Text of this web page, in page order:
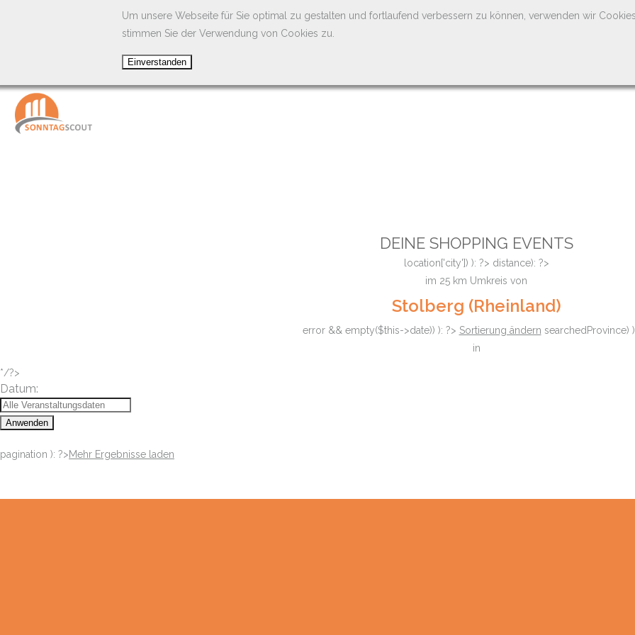
Um unsere Webseite für Sie optimal zu gestalten und fortlaufend verbessern zu können, verwenden wir
stimmen Sie der Verwendung von Cookies zu.
DEINE SHOPPING EVENTS
location['city']) ): ?> distance): ?>
im 25 km Umkreis von
Stolberg (Rheinland)
error && empty($this->date)) ): ?> Sortierung ändern searchedProvince)
in
*/?>
Datum:
Anwenden
pagination ): ?>Mehr Ergebnisse laden